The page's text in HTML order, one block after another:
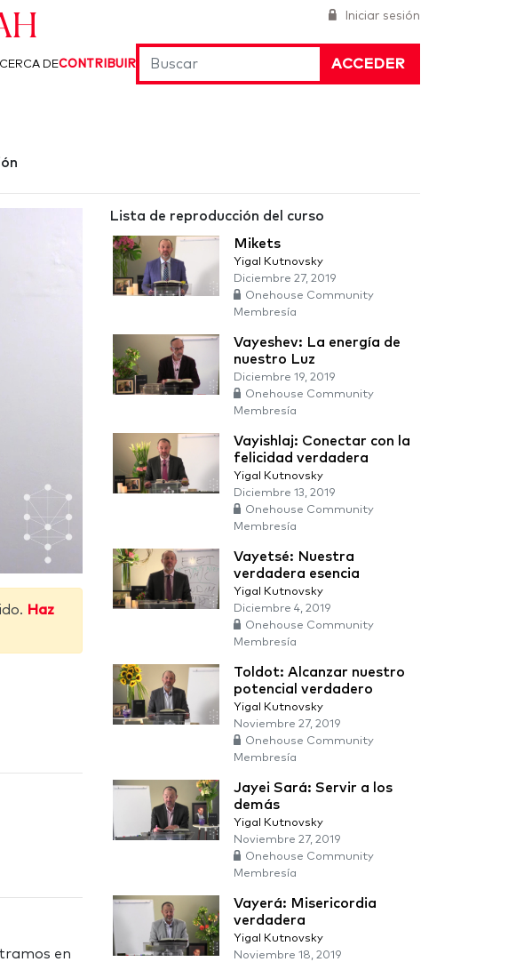
Iniciar sesión
ACCEDER
DECONTRIBUIR
Haz
en
Lista de reproducción del curso
Mikets
Yigal Kutnovsky
Diciembre 27, 2019
Onehouse Community
Membresía
Vayeshev: La energía de
nuestro Luz
Diciembre 19, 2019
Onehouse Community
Membresía
Vayishlaj: Conectar con la
felicidad verdadera
Yigal Kutnovsky
Diciembre 13, 2019
Onehouse Community
Membresía
Vayetsé: Nuestra
verdadera esencia
Yigal Kutnovsky
Diciembre 4, 2019
Onehouse Community
Membresía
Toldot: Alcanzar nuestro
potencial verdadero
Yigal Kutnovsky
Noviembre 27, 2019
Onehouse Community
Membresía
Jayei Sará: Servir a los
demás
Yigal Kutnovsky
Noviembre 27, 2019
Onehouse Community
Membresía
Vayerá: Misericordia
verdadera
Yigal Kutnovsky
Noviembre 18, 2019